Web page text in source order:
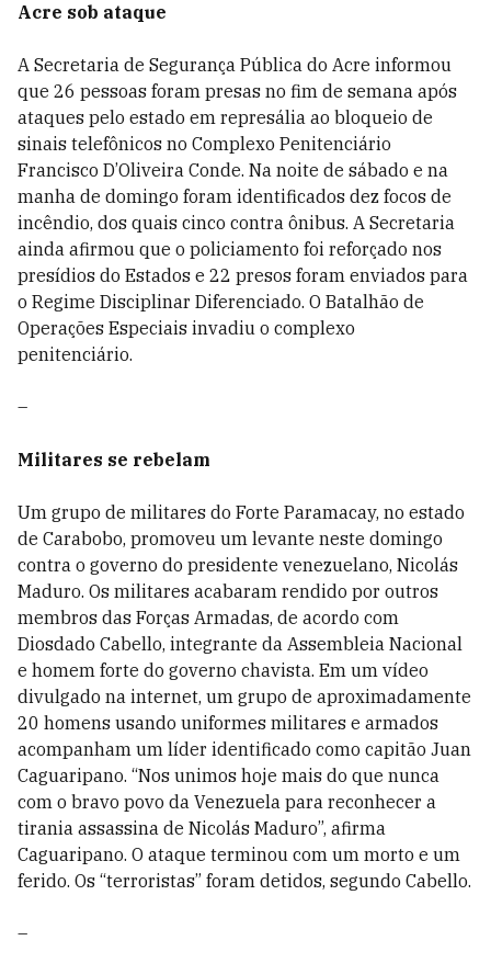
Acre sob ataque
A Secretaria de Segurança Pública do Acre informou
que 26 pessoas foram presas no fim de semana após
ataques pelo estado em represália ao bloqueio de
sinais telefônicos no Complexo Penitenciário
Francisco D’Oliveira Conde. Na noite de sábado e na
manha de domingo foram identificados dez focos de
incêndio, dos quais cinco contra ônibus. A Secretaria
ainda afirmou que o policiamento foi reforçado nos
presídios do Estados e 22 presos foram enviados para
o Regime Disciplinar Diferenciado. O Batalhão de
Operações Especiais invadiu o complexo
penitenciário.
–
Militares se rebelam
Um grupo de militares do Forte Paramacay, no estado
de Carabobo, promoveu um levante neste domingo
contra o governo do presidente venezuelano, Nicolás
Maduro. Os militares acabaram rendido por outros
membros das Forças Armadas, de acordo com
Diosdado Cabello, integrante da Assembleia Nacional
e homem forte do governo chavista. Em um vídeo
divulgado na internet, um grupo de aproximadamente
20 homens usando uniformes militares e armados
acompanham um líder identificado como capitão Juan
Caguaripano. “Nos unimos hoje mais do que nunca
com o bravo povo da Venezuela para reconhecer a
tirania assassina de Nicolás Maduro”, afirma
Caguaripano. O ataque terminou com um morto e um
ferido. Os “terroristas” foram detidos, segundo Cabello.
–